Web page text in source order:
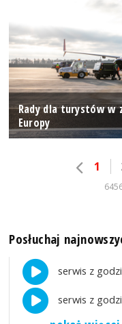
Rady dla turystów w
Europy
1
Posłuchaj
serwis z
serwis z